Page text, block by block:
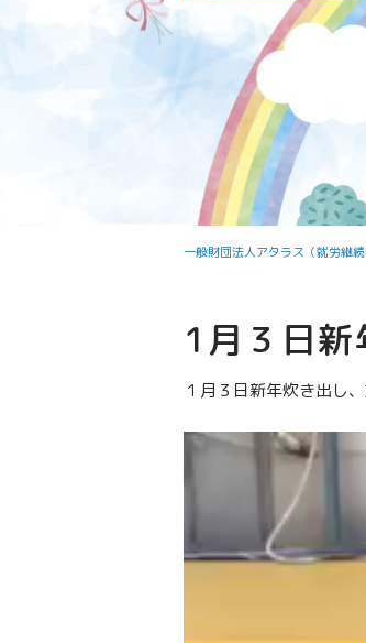
一般財団法人アタラス（就労継
1月３日新
１月３日新年炊き出し
動
ー